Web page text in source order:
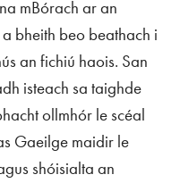
mBórach ar an
bheith beo beathach i
an fichiú haois. San
isteach sa taighde
ollmhór le scéal
Gaeilge maidir le
shóisialta an